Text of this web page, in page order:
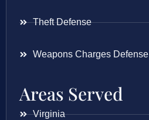
Theft Defense
Weapons Charges Defense
Areas Served
Virginia